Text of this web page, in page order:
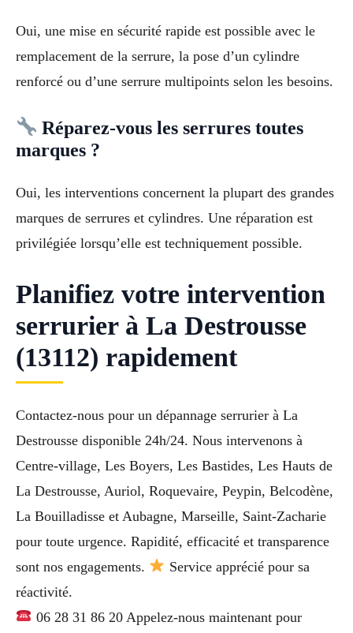
Oui, une mise en sécurité rapide est possible avec le
remplacement de la serrure, la pose d’un cylindre
renforcé ou d’une serrure multipoints selon les besoins.
Réparez-vous les serrures toutes
marques ?
Oui, les interventions concernent la plupart des grandes
marques de serrures et cylindres. Une réparation est
privilégiée lorsqu’elle est techniquement possible.
Planifiez votre intervention
serrurier à La Destrousse
(13112) rapidement
Contactez-nous pour un dépannage serrurier à La
Destrousse disponible 24h/24. Nous intervenons à
Centre-village, Les Boyers, Les Bastides, Les Hauts de
La Destrousse, Auriol, Roquevaire, Peypin, Belcodène,
La Bouilladisse et Aubagne, Marseille, Saint-Zacharie
pour toute urgence. Rapidité, efficacité et transparence
sont nos engagements.
Service apprécié pour sa
réactivité.
06 28 31 86 20 Appelez-nous maintenant pour